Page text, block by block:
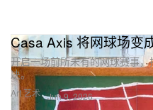
Art 艺术
Casa Axis 将网球场变
开启一场前所未有的网球赛事
决。
Jun 9, 2026